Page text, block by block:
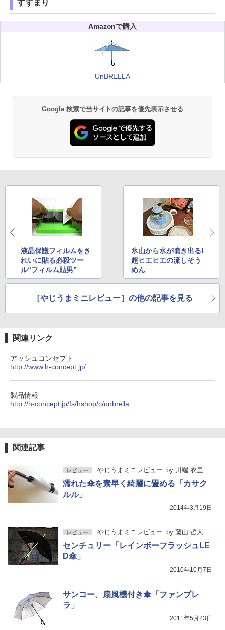
すずまり
Amazonで購入
UnBRELLA
Google 検索で当サイトの記事を優先表示させる
液晶保護フィルムをき
れいに貼る必殺ツー
ル“フィルム貼男”
氷山から水が噴き出る!
超ヒエヒエの流しそう
めん
［やじうまミニレビュー］の他の記事を見る
関連リンク
アッシュコンセプト
http://www.h-concept.jp/
製品情報
http://h-concept.jp/fs/hshop/c/unbrella
関連記事
レビュー やじうまミニレビュー by 川端 衣里
濡れた傘を素早く綺麗に畳める「カサク
ルル」
2014年3月19日
レビュー やじうまミニレビュー by 藤山 哲人
センチュリー「レインボーフラッシュLE
D傘」
2010年10月7日
サンコー、扇風機付き傘「ファンブレ
ラ」
2011年5月23日